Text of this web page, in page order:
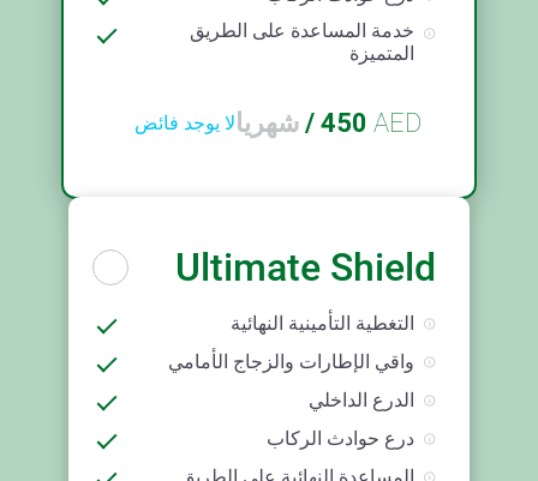
خدمة المساعدة على الطريق
المتميزة
AED
450
/ شهريالا يوجد فائض
Ultimate Shield
التغطية التأمينية النهائية
واقي الإطارات والزجاج الأمامي
الدرع الداخلي
درع حوادث الركاب